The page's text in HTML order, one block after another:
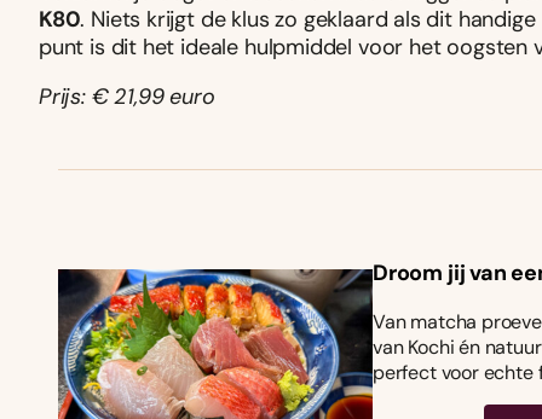
K80. Niets krijgt de klus zo geklaard als dit
punt is dit het ideale hulpmiddel voor het oogsten
Prijs: € 21,99 euro
Droom jij van
Van matcha
van Kochi én
perfect voor echte